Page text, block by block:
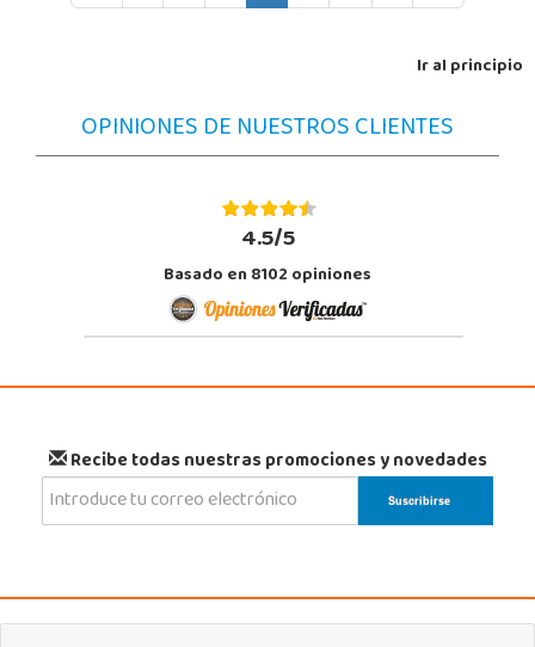
Ir al principio
OPINIONES DE NUESTROS CLIENTES
4.5/5
Basado en 8102 opiniones
Recibe todas nuestras promociones y novedades